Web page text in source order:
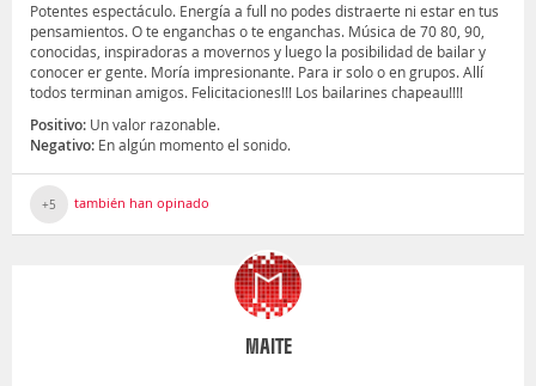
Potentes espectáculo. Energía a full no podes distraerte ni estar en tus
pensamientos. O te enganchas o te enganchas. Música de 70 80, 90,
conocidas, inspiradoras a movernos y luego la posibilidad de bailar y
conocer er gente. Moría impresionante. Para ir solo o en grupos. Allí
todos terminan amigos. Felicitaciones!!! Los bailarines chapeau!!!!
Positivo: Un valor razonable.
Negativo: En algún momento el sonido.
+5 también han opinado
MAITE